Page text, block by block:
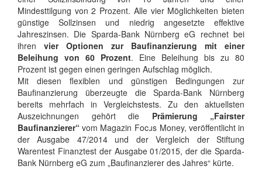
Mindesttilgung von 2 Prozent. Alle vier Möglichkeiten bieten
günstige Sollzinsen und niedrig angesetzte effektive
Jahreszinsen. Die Sparda-Bank Nürnberg eG rechnet bei
ihren vier Optionen zur Baufinanzierung mit einer
Beleihung von 60 Prozent. Eine Beleihung bis zu 80
Prozent ist gegen einen geringen Aufschlag möglich.
Mit diesen flexiblen und günstigen Bedingungen zur
Baufinanzierung überzeugte die Sparda-Bank Nürnberg
bereits mehrfach in Vergleichstests. Zu den aktuellsten
Auszeichnungen gehört die Prämierung „Fairster
Baufinanzierer“ vom Magazin Focus Money, veröffentlicht in
der Ausgabe 47/2014 und der Vergleich der Stiftung
Warentest Finanztest der Ausgabe 01/2015, der die Sparda-
Bank Nürnberg eG zum „Baufinanzierer des Jahres“ kürte.